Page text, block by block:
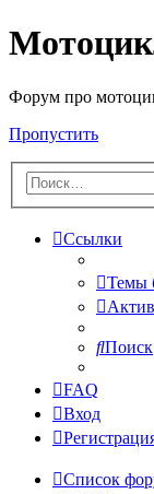
Форум про
Пропустить
Ссылки
Темы
Поиск
FAQ
Вход
Список